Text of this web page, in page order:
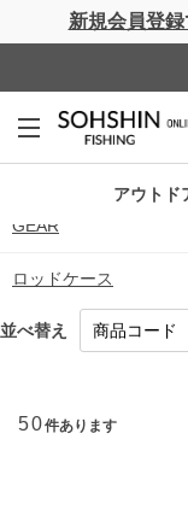
新規会員登
アウトド
ライフベスト ウ
UTILITY
並べ替え
50件あります
GEAR
ロッドケース